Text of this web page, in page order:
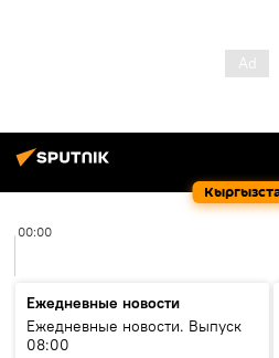
00:00
Ежедневные новости
Ежедневные новости. Выпуск
08:00